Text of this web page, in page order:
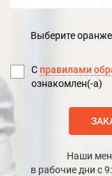
Выберите
С правилами
ознакомлен(-а)
Наши
в рабочие дни с